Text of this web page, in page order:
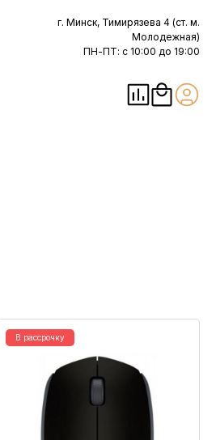
г. Минск, Тимирязева 4 (ст. м.
Молодежная)
ПН-ПТ: с 10:00 до 19:00
В рассрочку